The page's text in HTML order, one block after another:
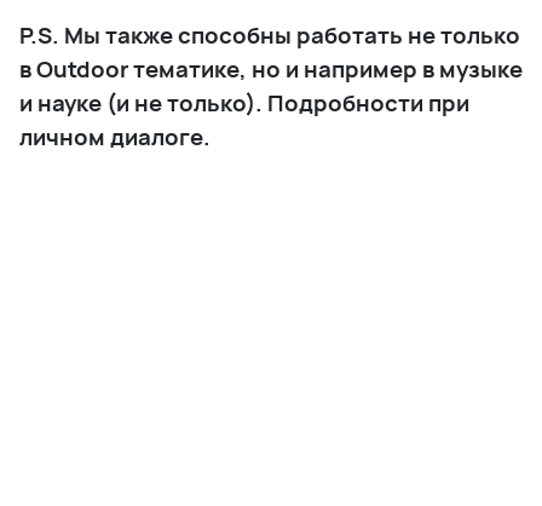
P.S. Мы также способны работать не только
в Outdoor тематике, но и например в музыке
и науке (и не только). Подробности при
личном диалоге.